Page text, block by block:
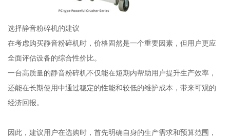
选择静音粉碎机的建议
在考虑购买静音粉碎机时，价格固然是一个重要因素，但用户更应
全面评估设备的综合性价比。
一台高质量的静音粉碎机不仅能在短期内帮助用户提升生产效率，
还能在长期使用中通过稳定的性能和较低的维护成本，带来可观的
经济回报。
因此，建议用户在选购时，首先明确自身的生产需求和预算范围，